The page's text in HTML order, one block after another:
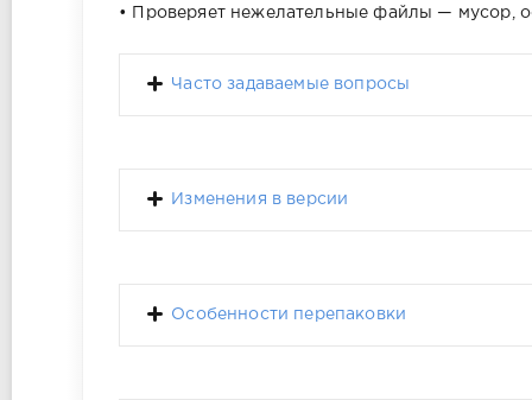
• Проверяет нежелательные файлы — мусор,
Часто задаваемые вопросы
Изменения в версии
Особенности перепаковки